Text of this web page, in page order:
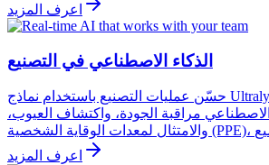
اعرف المزيد
الذكاء الاصطناعي في التصنيع
حسّن عمليات التصنيع باستخدام نماذج Ultralytics YOLO. تقود
الاصطناعي مراقبة الجودة، واكتشاف العيوب،
اعرف المزيد